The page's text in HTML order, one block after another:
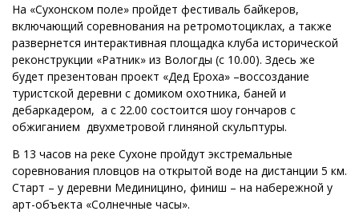
На «Сухонском поле» пройдет фестиваль байкеров,
включающий соревнования на ретромотоциклах, а также
развернется интерактивная площадка клуба исторической
реконструкции «Ратник» из Вологды (с 10.00). Здесь же
будет презентован проект «Дед Ероха» –воссоздание
туристской деревни с домиком охотника, баней и
дебаркадером, а с 22.00 состоится шоу гончаров с
обжиганием двухметровой глиняной скульптуры.
В 13 часов на реке Сухоне пройдут экстремальные
соревнования пловцов на открытой воде на дистанции 5 км.
Старт – у деревни Мединицино, финиш – на набережной у
арт-объекта «Солнечные часы».